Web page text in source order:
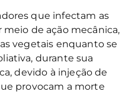
que infectam as
meio de ação mecânica,
vegetais enquanto se
durante sua
devido à injeção de
provocam a morte